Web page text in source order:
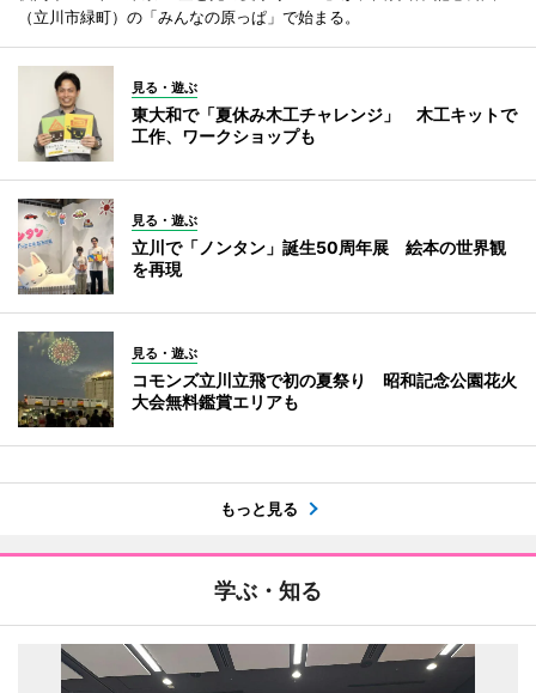
（立川市緑町）の「みんなの原っぱ」で始まる。
見る・遊ぶ
東大和で「夏休み木工チャレンジ」 木工キットで
工作、ワークショップも
見る・遊ぶ
立川で「ノンタン」誕生50周年展 絵本の世界観
を再現
見る・遊ぶ
コモンズ立川立飛で初の夏祭り 昭和記念公園花火
大会無料鑑賞エリアも
もっと見る
学ぶ・知る